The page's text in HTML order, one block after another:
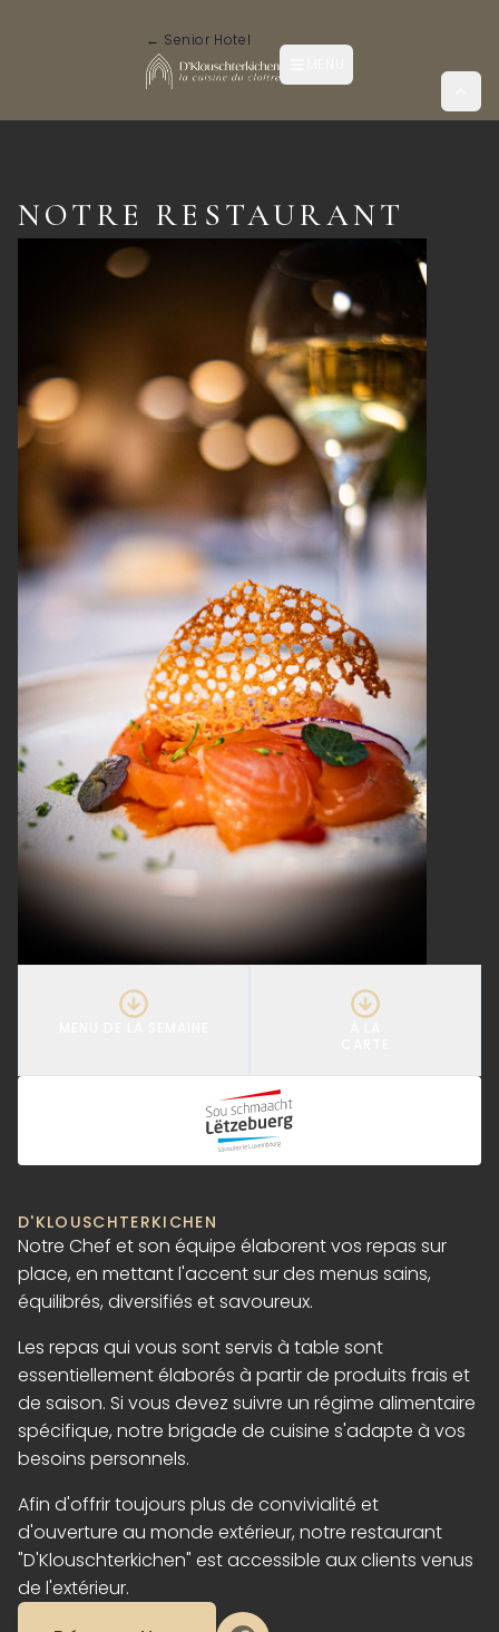
← Senior Hotel
NOTRE RESTAURANT
D'KLOUSCHTERKICHEN
Notre Chef et son équipe élaborent vos repas sur
place, en mettant l'accent sur des menus sains,
équilibrés, diversifiés et savoureux.
Les repas qui vous sont servis à table sont
essentiellement élaborés à partir de produits frais et
de saison. Si vous devez suivre un régime alimentaire
spécifique, notre brigade de cuisine s'adapte à vos
besoins personnels.
Afin d'offrir toujours plus de convivialité et
d'ouverture au monde extérieur, notre restaurant
"D'Klouschterkichen" est accessible aux clients venus
de l'extérieur.